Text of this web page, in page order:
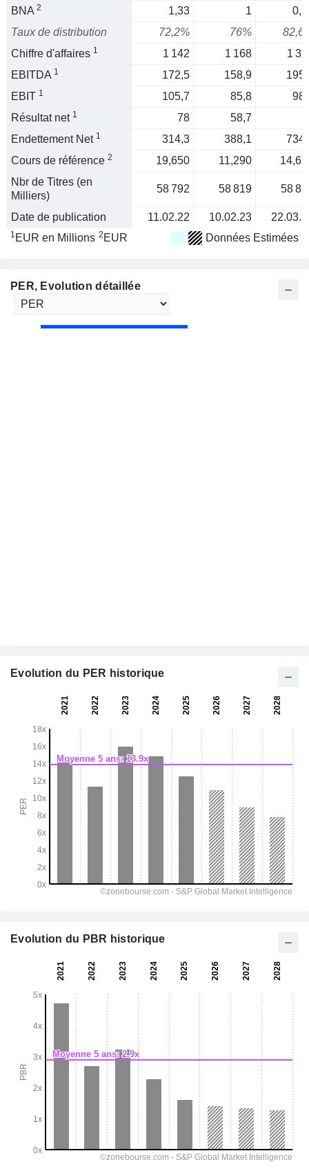
BNA 2 1,33 1
Taux de distribution
72,2% 76%
Chiffre d'affaires 1 1 142 1 168
1
EBITDA 1 172,5 158,9
EBIT 1 105,7 85,8
Résultat net 1 78 58,7
Endettement Net 1 314,3 388,1
Cours de référence 2 19,650 11,290
Nbr de Titres (en
Milliers)
58 792 58 819 58
Date de publication 11.02.22 10.02.23
1 EUR en Millions 2 EUR Données Estimées
PER, Evolution détaillée
Evolution du PER historique
Evolution du PBR historique